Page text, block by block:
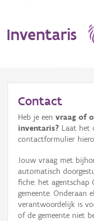
Inventaris
Erfgoedobject
Aanduidingsobject
Waarneming
Thema
Gebeurtenis
Contact
Heb je een vraag of
inventaris? Laat het
contactformulier
Jouw vraag met
automatisch
fiche: het agentschap
gemeente. Onderaan
verantwoordelijk is
of de gemeente niet